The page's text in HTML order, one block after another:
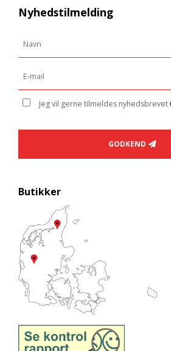
Nyhedstilmelding
Jeg vil gerne tilmeldes nyhedsbrevet
GODKEND
Butikker